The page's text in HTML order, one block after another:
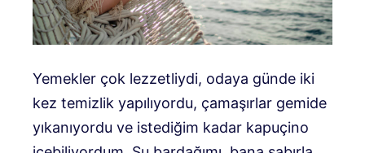
Yemekler çok lezzetliydi, odaya günde iki
kez temizlik yapılıyordu, çamaşırlar gemide
yıkanıyordu ve istediğim kadar kapuçino